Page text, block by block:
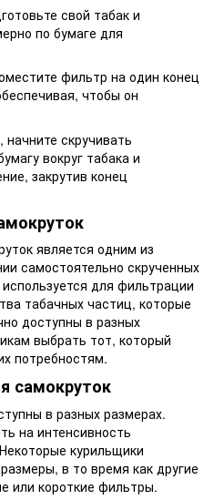
свой табак и
по бумаге для
фильтр на один конец
чтобы он
скручивать
вокруг табака и
закрутив конец
является одним из
самостоятельно скрученных
для фильтрации
табачных частиц, которые
доступны в разных
выбрать тот, который
потребностям.
самокруток
в разных размерах.
на интенсивность
курильщики
в то время как другие
или короткие фильтры.